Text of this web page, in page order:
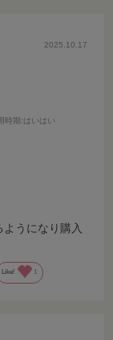
2025.10.17
時期 :はいはい
うになり購入
Like! 1